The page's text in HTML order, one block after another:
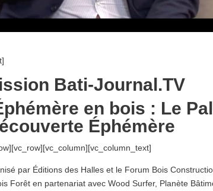
Bati-Journal.TV
en bois : Le
Éphémère
par Éditions des Halles et le Forum Bois
Forêt en partenariat avec Wood Surfer, Planète